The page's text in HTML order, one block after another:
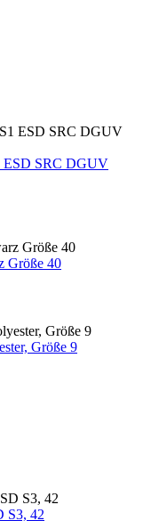
ESD SRC DGUV
Größe 40
Größe 9
S3, 42